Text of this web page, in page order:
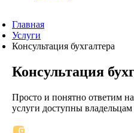
Главная
Услуги
Консультация бухгалтера
Консультация
Просто и понятно ответим
услуги доступны